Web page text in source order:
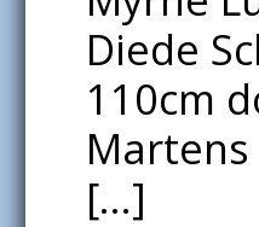
Diede
110cm
[…]